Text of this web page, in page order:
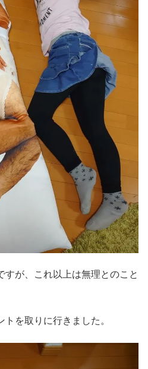
すが、これ以上は無理とのこと
を取りに行きました。